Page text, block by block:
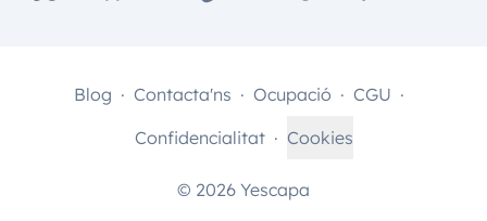
© 2026 Yescapa
Blog Contacta'ns Ocupació
CGU
Confidencialitat
Cookies